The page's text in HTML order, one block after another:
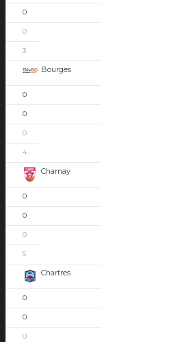
0
0
3
Bourges
0
0
0
4
Charnay
0
0
0
5
Chartres
0
0
0